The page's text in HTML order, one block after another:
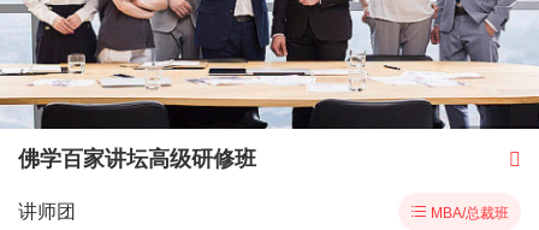
佛学百家讲坛高级研修班 
讲师团  MBA/总裁班